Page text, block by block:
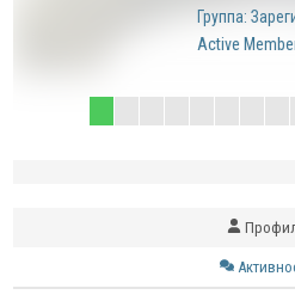
Группа:
Active